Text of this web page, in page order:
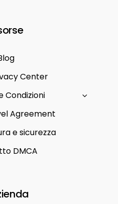
Center
Condizioni
Agreement
e sicurezza
DMCA